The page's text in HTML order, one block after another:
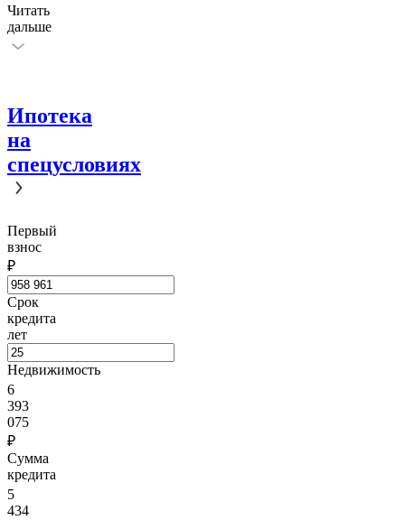
Читать
дальше
Ипотека
на
спецусловиях
Первый
взнос
₽
Срок
кредита
лет
Недвижимость
6
393
075
₽
Сумма
кредита
5
434